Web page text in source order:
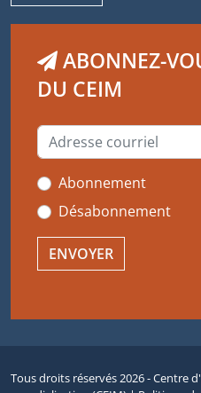
ABONNEZ-
DU CEIM
Abonnement
Désabonnement
Tous droits réservés 2026 - Centre